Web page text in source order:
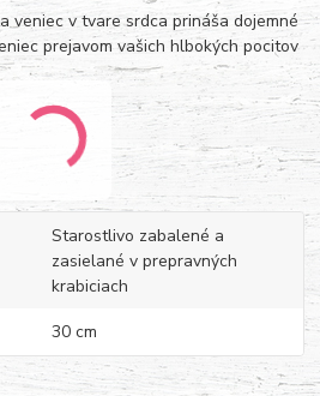
veniec v tvare srdca prináša dojemné
prejavom vašich hlbokých pocitov
Starostlivo zabalené a
zasielané v prepravných
krabiciach
30 cm